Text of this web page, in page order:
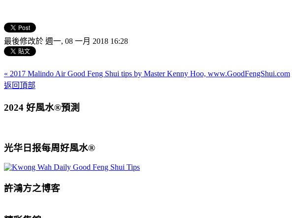
最後修改於 週一, 08 一月 2018 16:28
« 2017 Malindo Air Good Feng Shui tips by Master Kenny Hoo, www.GoodFengShui.com
返回頂部
2024 好風水®預測
光华日报每周好風水®
許鴻方之博客